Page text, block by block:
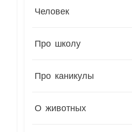
Человек
Про школу
Про каникулы
О животных